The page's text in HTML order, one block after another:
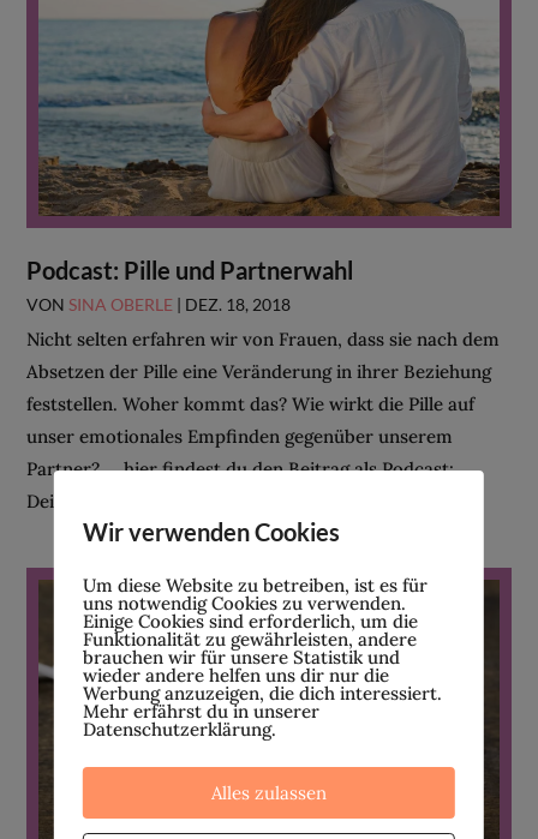
Podcast: Pille und Partnerwahl
VON SINA OBERLE | DEZ. 18, 2018
Nicht selten erfahren wir von Frauen, dass sie nach dem
Absetzen der Pille eine Veränderung in ihrer Beziehung
feststellen. Woher kommt das? Wie wirkt die Pille auf
unser emotionales Empfinden gegenüber unserem
Partner? … hier findest du den Beitrag als Podcast:
Dein...
Wir verwenden Cookies
Um diese Website zu betreiben, ist es für
uns notwendig Cookies zu verwenden.
Einige Cookies sind erforderlich, um die
Funktionalität zu gewährleisten, andere
brauchen wir für unsere Statistik und
wieder andere helfen uns dir nur die
Werbung anzuzeigen, die dich interessiert.
Mehr erfährst du in unserer
Datenschutzerklärung.
Alles zulassen